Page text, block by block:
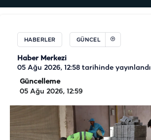
HABERLER GÜNCEL
Haber Merkezi
05 Ağu 2026, 12:58 tarihinde yayınlandı
Güncelleme
05 Ağu 2026, 12:59